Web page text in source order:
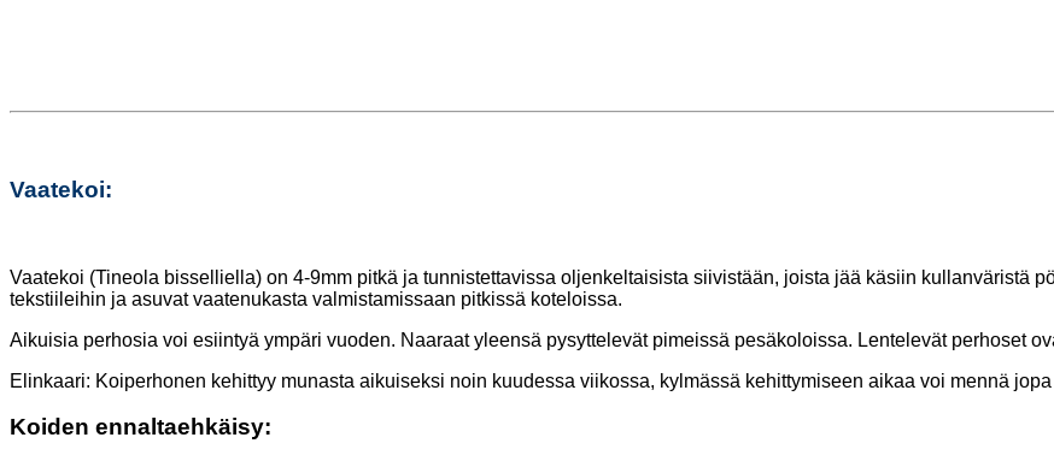
Vaatekoi:
Vaatekoi (Tineola bisselliella) on 4-9mm pitkä ja tunnistettavissa oljenkeltaisista siivistään, joista jää käsiin kullanväristä
tekstiileihin ja asuvat vaatenukasta valmistamissaan pitkissä koteloissa.
Aikuisia perhosia voi esiintyä ympäri vuoden. Naaraat yleensä pysyttelevät pimeissä pesäkoloissa. Lentelevät perhoset
Elinkaari: Koiperhonen kehittyy munasta aikuiseksi noin kuudessa viikossa, kylmässä kehittymiseen aikaa voi mennä jopa
Koiden ennaltaehkäisy: